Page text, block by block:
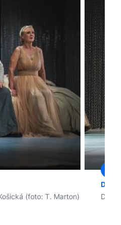
(foto: T. Marton)
Dana